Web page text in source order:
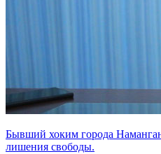
Бывший хоким города
лишения свободы.